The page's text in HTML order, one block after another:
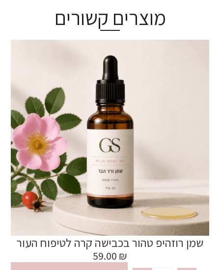
מוצרים קשורים
שמן רוזהיפ טהור בכבישה קרה לטיפוח העור
59.00 ₪